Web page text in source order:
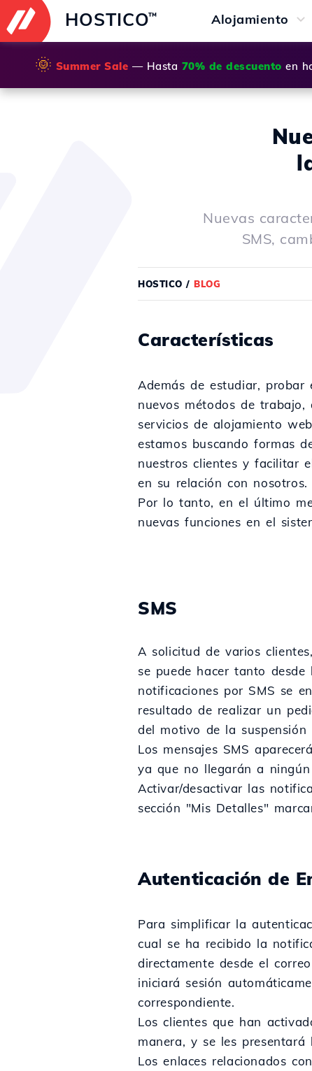
HOSTICO™ Alojamiento
🌞 Summer Sale — Hasta 70% de descuento en
Nuevas
SMS,
HOSTICO / BLOG
Características
Además de estudiar, probar
nuevos métodos de
servicios de alojamiento
estamos buscando formas
nuestros clientes y facilitar
en su relación con nosotros.
Por lo tanto, en el último
nuevas funciones en el
SMS
A solicitud de varios
se puede hacer tanto
notificaciones por SMS se
resultado de realizar un
del motivo de la suspensión
Los mensajes SMS
ya que no llegarán a
Activar/desactivar las
sección "Mis Detalles"
Autenticación de
Para simplificar la
cual se ha recibido la
directamente desde el
iniciará sesión
correspondiente.
Los clientes que han
manera, y se les
Los enlaces relacionados